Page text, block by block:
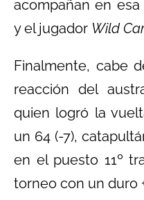
acompañan en esa
y el jugador Wild
Finalmente, cabe
reacción del
quien logró la
un 64 (-7),
en el puesto 11º
torneo con un duro